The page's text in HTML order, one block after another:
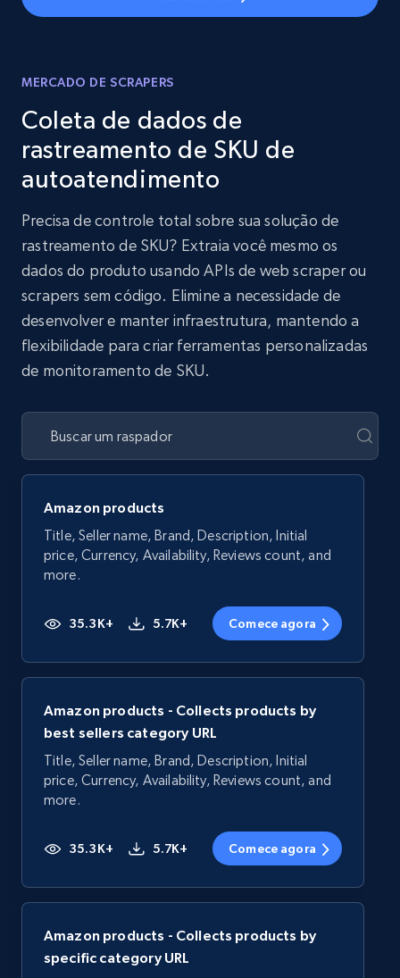
MERCADO DE SCRAPERS
Coleta de dados de
rastreamento de SKU de
autoatendimento
Precisa de controle total sobre sua solução de
rastreamento de SKU? Extraia você mesmo os
dados do produto usando APIs de web scraper ou
scrapers sem código. Elimine a necessidade de
desenvolver e manter infraestrutura, mantendo a
flexibilidade para criar ferramentas personalizadas
de monitoramento de SKU.
Amazon products
Title, Seller name, Brand, Description, Initial
price, Currency, Availability, Reviews count, and
more.
35.3K+ 5.7K+ Comece agora
Amazon products - Collects products by
best sellers category URL
Title, Seller name, Brand, Description, Initial
price, Currency, Availability, Reviews count, and
more.
35.3K+ 5.7K+ Comece agora
Amazon products - Collects products by
specific category URL